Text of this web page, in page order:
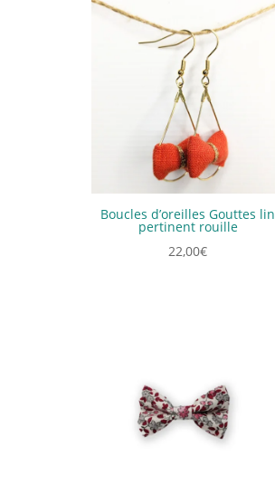
Boucles d’oreilles Gouttes lin
pertinent rouille
22,00€